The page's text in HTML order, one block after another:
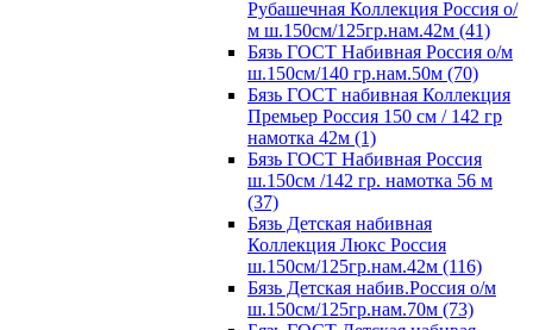
Рубашечная Коллекция Россия о/
м ш.150см/125гр.нам.42м (41)
Бязь ГОСТ Набивная Россия о/м
ш.150см/140 гр.нам.50м (70)
Бязь ГОСТ набивная Коллекция
Премьер Россия 150 см / 142 гр
намотка 42м (1)
Бязь ГОСТ Набивная Россия
ш.150см /142 гр. намотка 56 м
(37)
Бязь Детская набивная
Коллекция Люкс Россия
ш.150см/125гр.нам.42м (116)
Бязь Детская набив.Россия о/м
ш.150см/125гр.нам.70м (73)